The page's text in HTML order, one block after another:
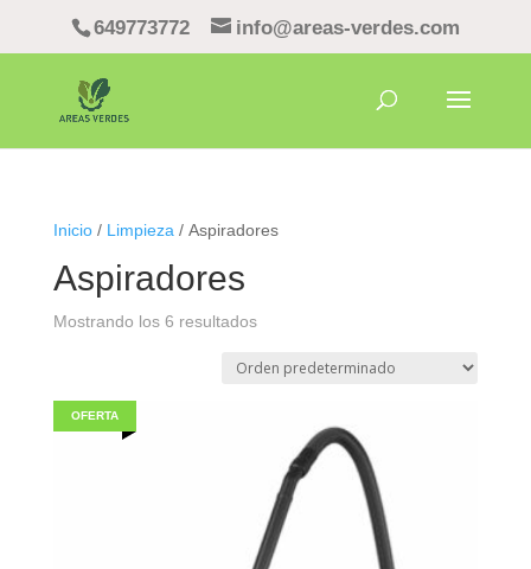
649773772 info@areas-verdes.com
Inicio/ Limpieza / Aspiradores
Aspiradores
Mostrando los 6 resultados
OFERTA